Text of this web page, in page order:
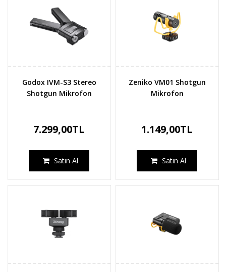
Godox IVM-S3 Stereo
Shotgun Mikrofon
7.299,00TL
Satın Al
Zeniko VM01 Shotgun
Mikrofon
1.149,00TL
Satın Al